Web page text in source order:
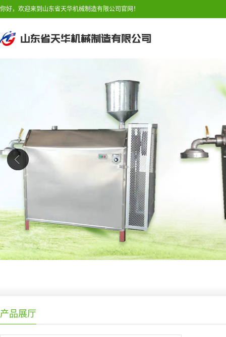
你好，欢迎来到山东省天华机械制造有限公司官网！
产品展厅